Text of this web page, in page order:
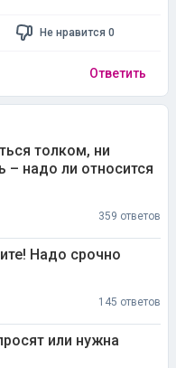
Не нравится 0
Ответить
толком, ни
– надо ли относится
359 ответов
Надо срочно
145 ответов
или нужна